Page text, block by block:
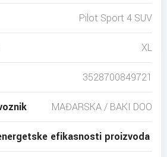
Pilot Sport 4 SUV
XL
3528700849721
MAĐARSKA / BAKI DOO
efikasnosti proizvoda